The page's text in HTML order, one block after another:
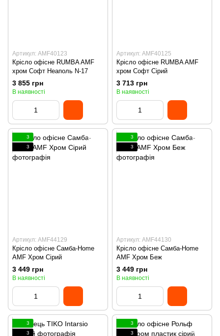
Артикул: AMF40123
Крісло офісне RUMBA AMF
хром Софт Неаполь N-17
3 855 грн
В наявності
Артикул: AMF40125
Крісло офісне RUMBA AMF
хром Софт Сірий
3 713 грн
В наявності
3
3
Артикул: AMF44129
Крісло офісне Самба-Home
AMF Хром Сірий
3 449 грн
В наявності
3
3
Артикул: AMF44130
Крісло офісне Самба-Home
AMF Хром Беж
3 449 грн
В наявності
3
3
3
3